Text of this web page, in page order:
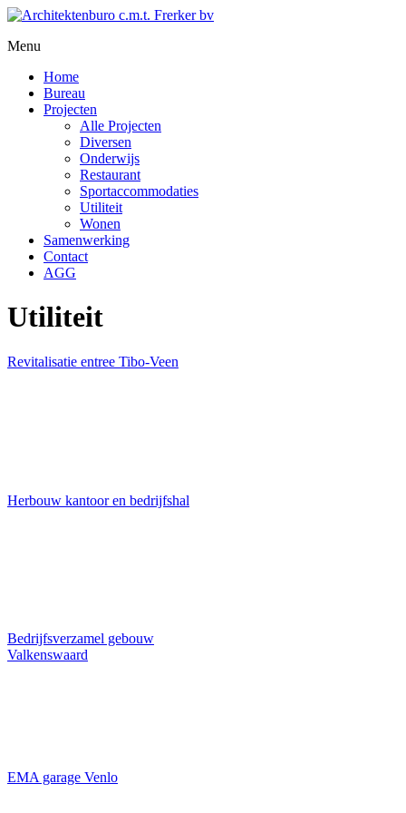
Menu
Home
Bureau
Projecten
Alle Projecten
Diversen
Onderwijs
Restaurant
Sportaccommodaties
Utiliteit
Wonen
Samenwerking
Contact
AGG
Utiliteit
Revitalisatie entree Tibo-Veen
Herbouw kantoor en bedrijfshal
Bedrijfsverzamel gebouw
Valkenswaard
EMA garage Venlo